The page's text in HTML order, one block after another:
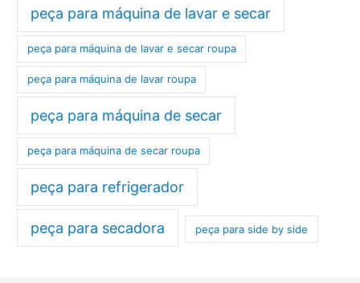
peça para máquina de lavar e secar
peça para máquina de lavar e secar roupa
peça para máquina de lavar roupa
peça para máquina de secar
peça para máquina de secar roupa
peça para refrigerador
peça para secadora peça para side by side